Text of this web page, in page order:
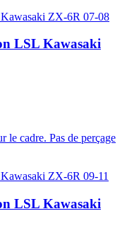
LSL Kawasaki
le cadre. Pas de perçage
LSL Kawasaki